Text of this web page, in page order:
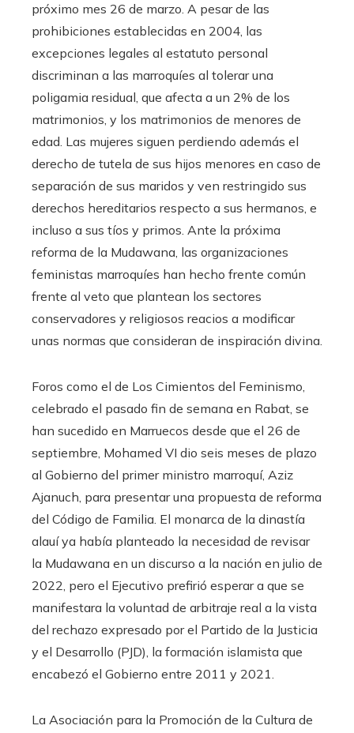
próximo mes 26 de marzo. A pesar de las
prohibiciones establecidas en 2004, las
excepciones legales al estatuto personal
discriminan a las marroquíes al tolerar una
poligamia residual, que afecta a un 2% de los
matrimonios, y los matrimonios de menores de
edad. Las mujeres siguen perdiendo además el
derecho de tutela de sus hijos menores en caso de
separación de sus maridos y ven restringido sus
derechos hereditarios respecto a sus hermanos, e
incluso a sus tíos y primos. Ante la próxima
reforma de la Mudawana, las organizaciones
feministas marroquíes han hecho frente común
frente al veto que plantean los sectores
conservadores y religiosos reacios a modificar
unas normas que consideran de inspiración divina.
Foros como el de Los Cimientos del Feminismo,
celebrado el pasado fin de semana en Rabat, se
han sucedido en Marruecos desde que el 26 de
septiembre, Mohamed VI dio seis meses de plazo
al Gobierno del primer ministro marroquí, Aziz
Ajanuch, para presentar una propuesta de reforma
del Código de Familia. El monarca de la dinastía
alauí ya había planteado la necesidad de revisar
la Mudawana en un discurso a la nación en julio de
2022, pero el Ejecutivo prefirió esperar a que se
manifestara la voluntad de arbitraje real a la vista
del rechazo expresado por el Partido de la Justicia
y el Desarrollo (PJD), la formación islamista que
encabezó el Gobierno entre 2011 y 2021.
La Asociación para la Promoción de la Cultura de